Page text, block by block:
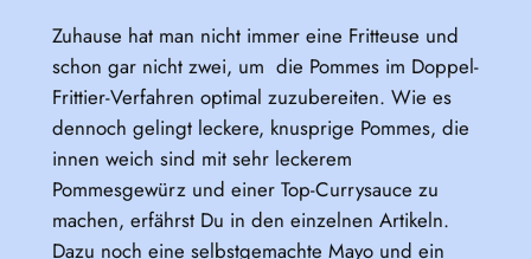
Zuhause hat man nicht immer eine Fritteuse und
schon gar nicht zwei, um die Pommes im Doppel-
Frittier-Verfahren optimal zuzubereiten. Wie es
dennoch gelingt leckere, knusprige Pommes, die
innen weich sind mit sehr leckerem
Pommesgewürz und einer Top-Currysauce zu
machen, erfährst Du in den einzelnen Artikeln.
Dazu noch eine selbstgemachte Mayo und ein